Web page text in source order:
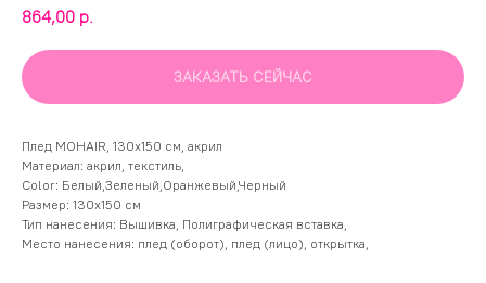
864,00 р.
ЗАКАЗАТЬ СЕЙЧАС
Плед MOHAIR, 130х150 см, акрил
Материал: акрил, текстиль,
Color: Белый,Зеленый,Оранжевый,Черный
Размер: 130х150 см
Тип нанесения: Вышивка, Полиграфическая вставка,
Место нанесения: плед (оборот), плед (лицо), открытка,